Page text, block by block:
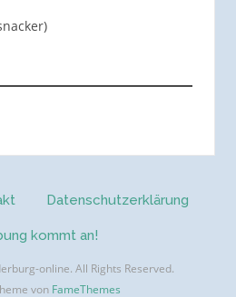
Datenschutzerklärung
kommt an!
online. All Rights Reserved.
von FameThemes